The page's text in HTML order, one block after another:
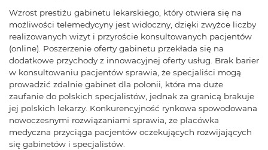
Wzrost prestiżu gabinetu lekarskiego, który otwiera się na
możliwości telemedycyny jest widoczny, dzięki zwyżce liczby
realizowanych wizyt i przyroście konsultowanych pacjentów
(online). Poszerzenie oferty gabinetu przekłada się na
dodatkowe przychody z innowacyjnej oferty usług. Brak barier
w konsultowaniu pacjentów sprawia, że specjaliści mogą
prowadzić zdalnie gabinet dla polonii, która ma duże
zaufanie do polskich specjalistów, jednak za granicą brakuje
jej polskich lekarzy. Konkurencyjność rynkowa spowodowana
nowoczesnymi rozwiązaniami sprawia, że placówka
medyczna przyciąga pacjentów oczekujących rozwijających
się gabinetów i specjalistów.